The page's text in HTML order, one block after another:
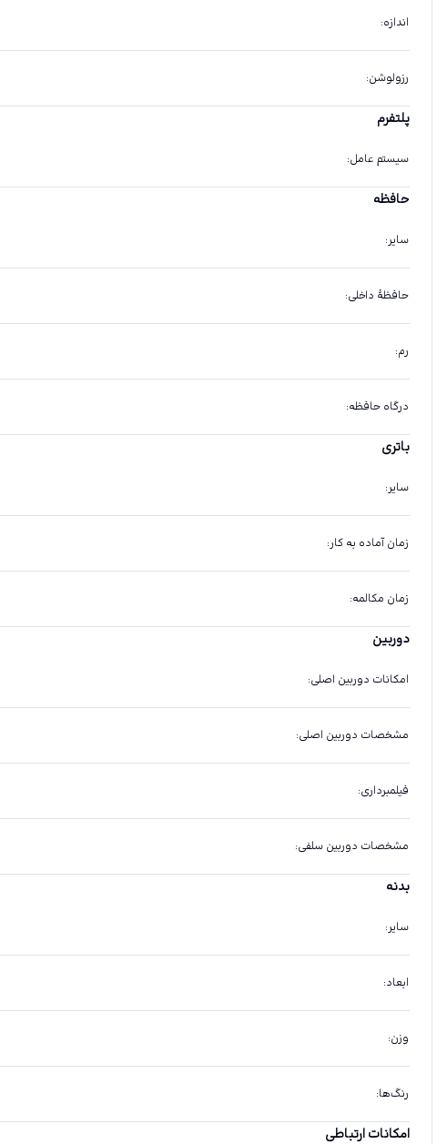
اندازه:
رزولوشن:
پلتفرم
سیستم عامل:
حافظه
سایر:
حافظهٔ داخلی:
رم:
درگاه حافظه:
باتری
سایر:
زمان آماده به کار:
زمان مکالمه:
دوربین
امکانات دوربین اصلی:
مشخصات دوربین اصلی:
فیلمبرداری:
مشخصات دوربین سلفی:
بدنه
سایر:
ابعاد:
وزن:
رنگ‌ها:
امکانات ارتباطی